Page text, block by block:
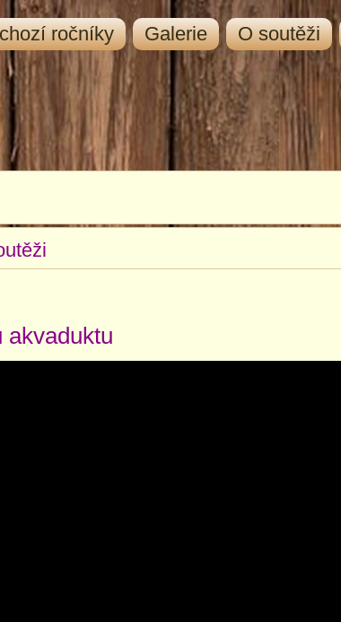
ročníky Galerie O soutěži
akvaduktu